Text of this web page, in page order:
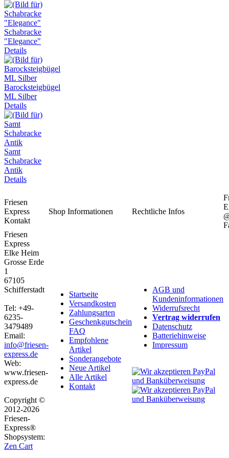
Schabracke
"Elegance"
Details
Barocksteigbügel
ML Silber
Details
Samt
Schabracke
Antik
Details
Friesen
Express
Kontakt
Shop Informationen Rechtliche Infos
Friesen
Express
Elke Heim
Grosse Erde
1
67105
Schifferstadt
Tel: +49-
6235-
3479489
Email:
info@friesen-
express.de
Web:
www.friesen-
express.de
Copyright ©
2012-2026
Friesen-
Express®
Shopsystem:
Zen Cart
Startseite
Versandkosten
Zahlungsarten
Geschenkgutschein
FAQ
Empfohlene
Artikel
Sonderangebote
Neue Artikel
Alle Artikel
Kontakt
AGB und
Kundeninformationen
Widerrufsrecht
Vertrag widerrufen
Datenschutz
Batteriehinweise
Impressum